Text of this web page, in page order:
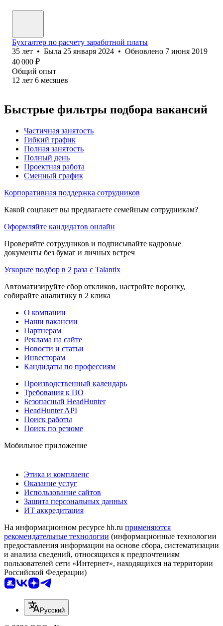
Бухгалтер по расчету заработной платы
35 лет • Была 25 января 2024 • Обновлено 7 июня 2019
40 000 ₽
Общий опыт
12 лет 6 месяцев
Быстрые фильтры подбора вакансий
Частичная занятость
Гибкий график
Полная занятость
Полный день
Проектная работа
Сменный график
Корпоративная поддержка сотрудников
Какой соцпакет вы предлагаете семейным сотрудникам?
Оформляйте кандидатов онлайн
Проверяйте сотрудников и подписывайте кадровые
документы без бумаг и личных встреч
Ускорьте подбор в 2 раза с Talantix
Автоматизируйте сбор откликов, настройте воронку,
собирайте аналитику в 2 клика
О компании
Наши вакансии
Партнерам
Реклама на сайте
Новости и статьи
Инвесторам
Кандидаты по профессиям
Производственный календарь
Требования к ПО
Безопасный HeadHunter
HeadHunter API
Поиск работы
Поиск по резюме
Мобильное приложение
Этика и комплаенс
Оказание услуг
Использование сайтов
Защита персональных данных
ИТ аккредитация
На информационном ресурсе hh.ru применяются
рекомендательные технологии (информационные технологии
предоставления информации на основе сбора, систематизации
и анализа сведений, относящихся к предпочтениям
пользователей сети «Интернет», находящихся на территории
Российской Федерации)
Русский